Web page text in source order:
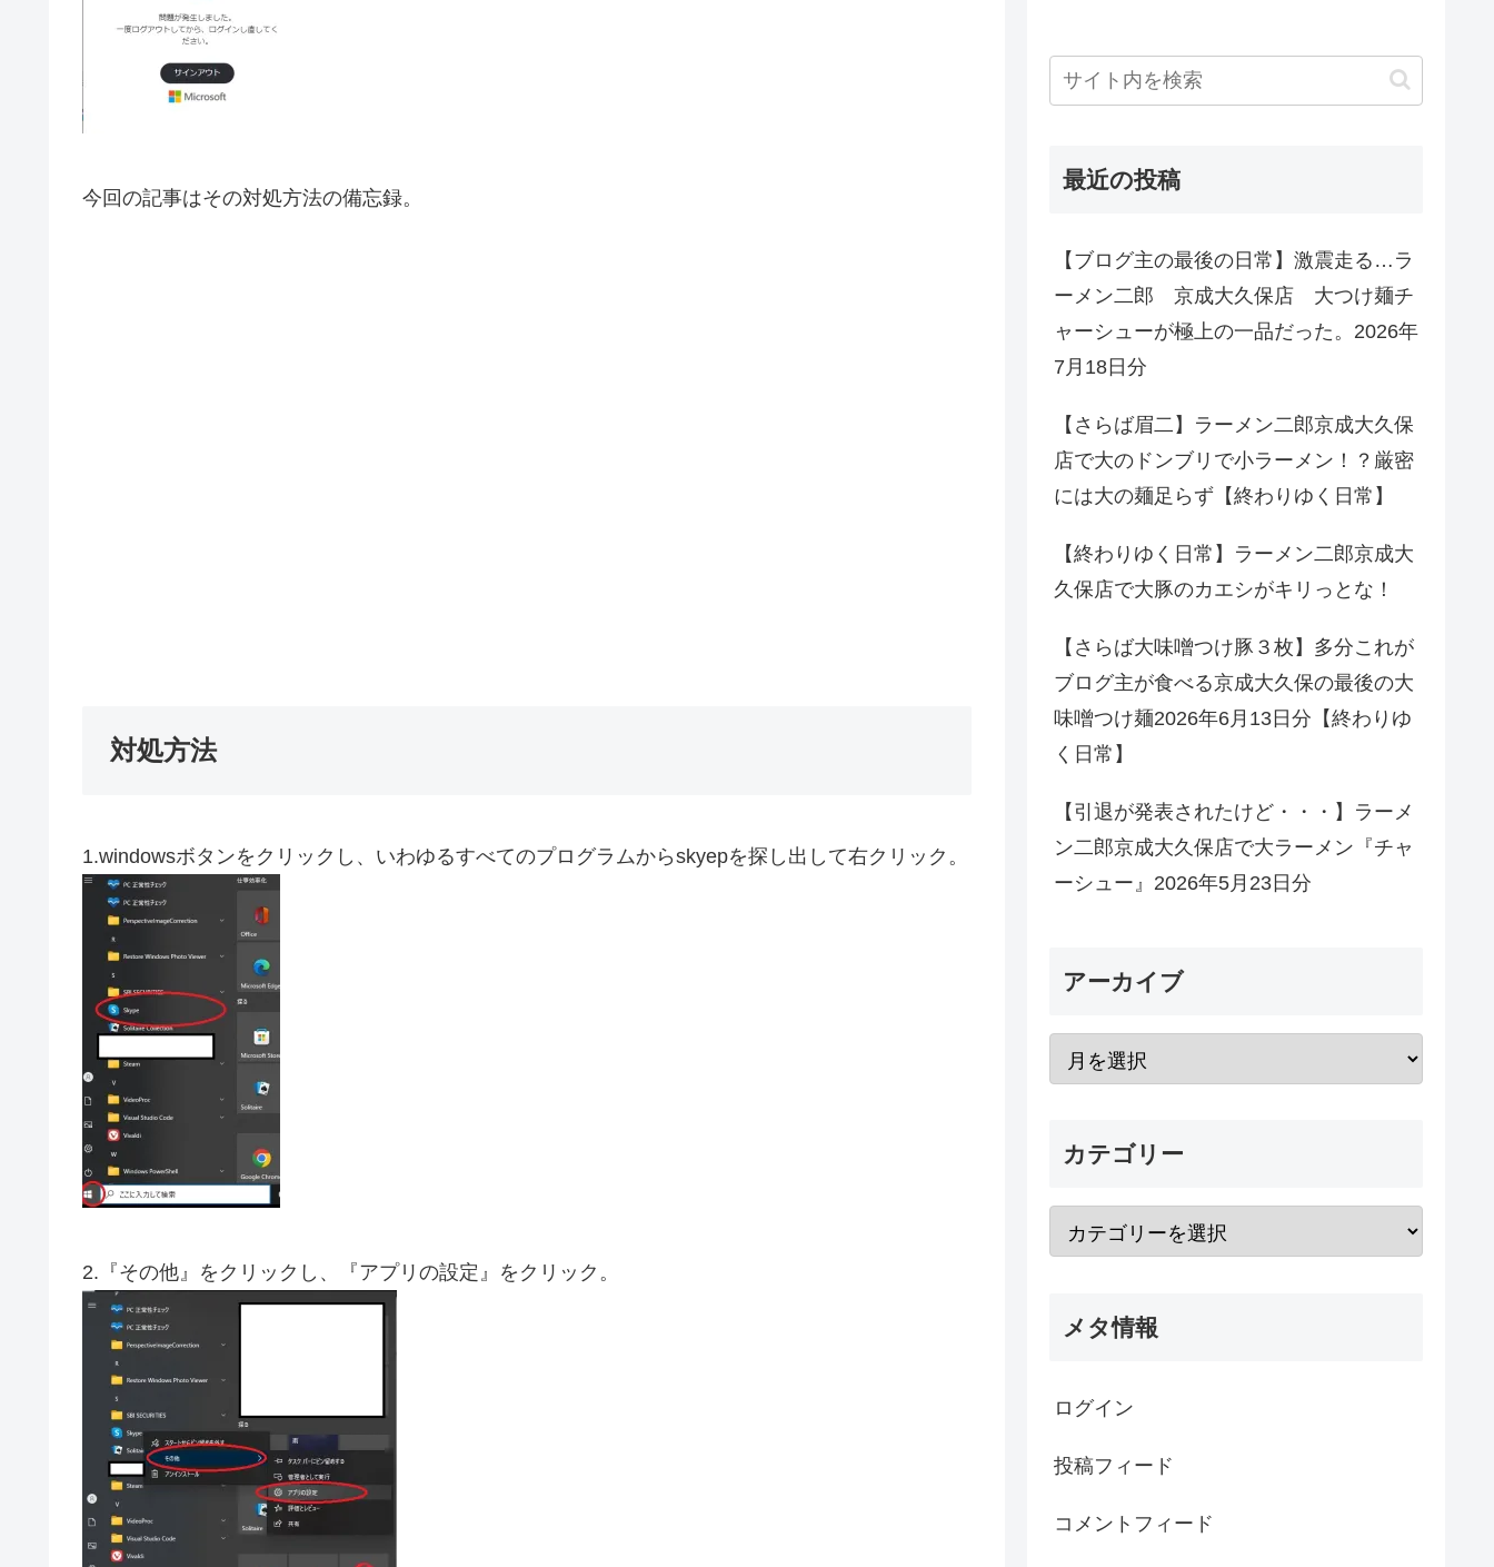
今回の記事はその対処方法の備忘録。
対処方法
1.windowsボタンをクリックし、いわゆるすべてのプログラムからskyepを探し出して右クリック。
2.『その他』をクリックし、『アプリの設定』をクリック。
最近の投稿
【ブログ主の最後の日常】激震走る…ラ
ーメン二郎 京成大久保店 大つけ麺チ
ャーシューが極上の一品だった。2026年
7月18日分
【さらば眉二】ラーメン二郎京成大久保
店で大のドンブリで小ラーメン！？厳密
には大の麺足らず【終わりゆく日常】
【終わりゆく日常】ラーメン二郎京成大
久保店で大豚のカエシがキリっとな！
【さらば大味噌つけ豚３枚】多分これが
ブログ主が食べる京成大久保の最後の大
味噌つけ麺2026年6月13日分【終わりゆ
く日常】
【引退が発表されたけど・・・】ラーメ
ン二郎京成大久保店で大ラーメン『チャ
ーシュー』2026年5月23日分
アーカイブ
カテゴリー
メタ情報
ログイン
投稿フィード
コメントフィード